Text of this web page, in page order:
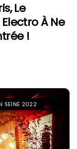
Le
À Ne
!
SEINE 2022